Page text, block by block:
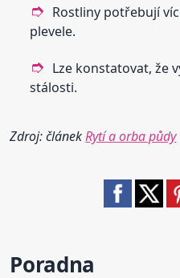
Rostliny potřebují
plevele.
Lze konstatovat, že
stálosti.
Zdroj: článekRytí a orba půdy
Poradna